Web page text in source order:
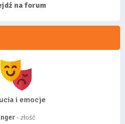
na forum
i emocje
- złość